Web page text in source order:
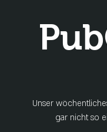
Unser
gar nicht so